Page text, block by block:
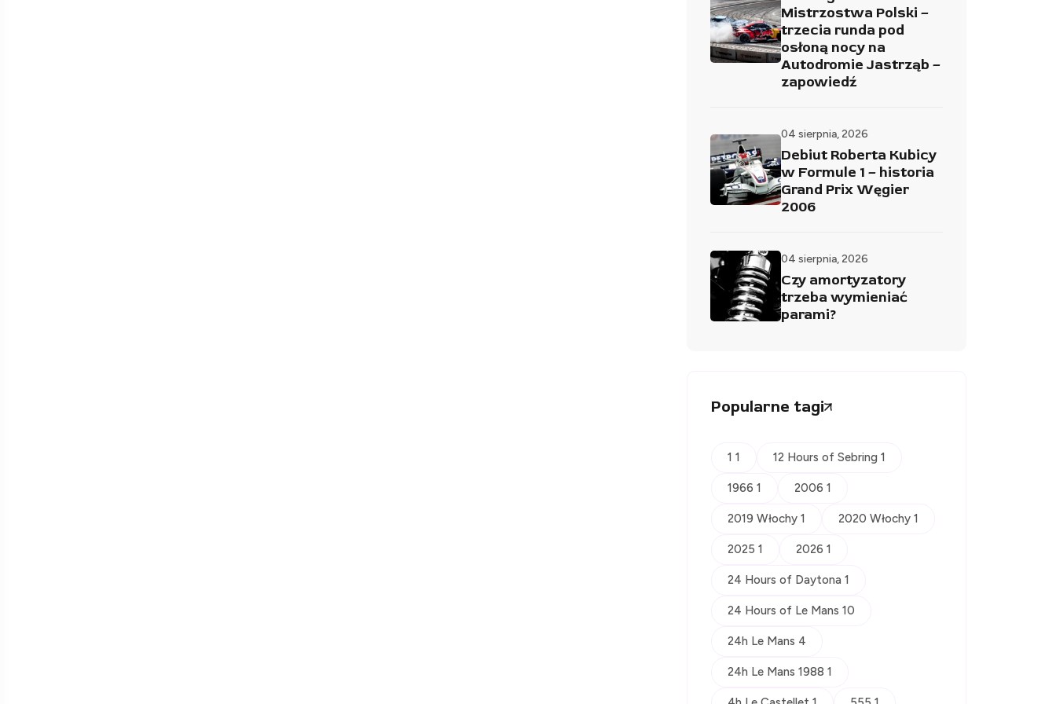
Mistrzostwa Polski –
trzecia runda pod
osłoną nocy na
Autodromie Jastrząb –
zapowiedź
04 sierpnia, 2026
Debiut Roberta Kubicy
w Formule 1 – historia
Grand Prix Węgier
2006
04 sierpnia, 2026
Czy amortyzatory
trzeba wymieniać
parami?
Popularne tagi
1 1 12 Hours of Sebring 1
1966 1 2006 1
2019 Włochy 1 2020 Włochy 1
2025 1 2026 1
24 Hours of Daytona 1
24 Hours of Le Mans 10
24h Le Mans 4
24h Le Mans 1988 1